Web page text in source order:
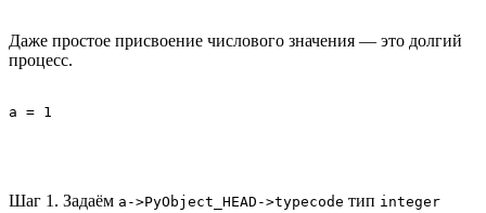
Даже простое присвоение числового значения — это долгий
процесс.
a = 1
Шаг 1. Задаём a->PyObject_HEAD->typecode тип integer